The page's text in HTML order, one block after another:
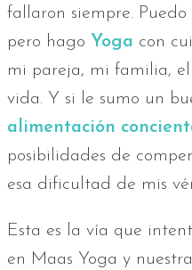
fallaron siempre.
pero hago Yoga con
mi pareja, mi familia,
vida. Y si le sumo un
alimentación
posibilidades de
esa dificultad de mis
Esta es la vía que
en Maas Yoga y